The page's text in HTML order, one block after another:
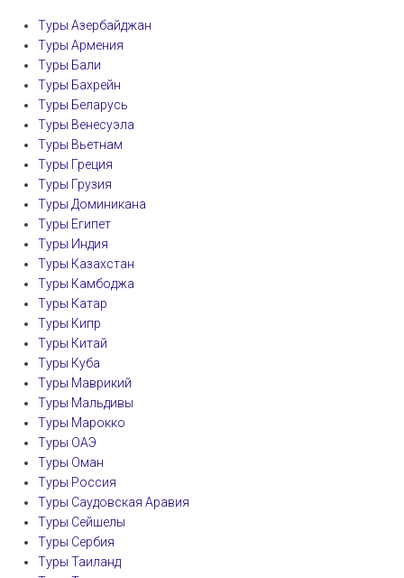
Туры Азербайджан
Туры Армения
Туры Бали
Туры Бахрейн
Туры Беларусь
Туры Венесуэла
Туры Вьетнам
Туры Греция
Туры Грузия
Туры Доминикана
Туры Египет
Туры Индия
Туры Казахстан
Туры Камбоджа
Туры Катар
Туры Кипр
Туры Китай
Туры Куба
Туры Маврикий
Туры Мальдивы
Туры Марокко
Туры ОАЭ
Туры Оман
Туры Россия
Туры Саудовская Аравия
Туры Сейшелы
Туры Сербия
Туры Таиланд